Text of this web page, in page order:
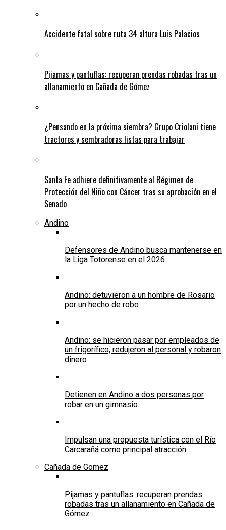
Accidente fatal sobre ruta 34 altura Luis Palacios
Pijamas y pantuflas: recuperan prendas robadas tras un
allanamiento en Cañada de Gómez
¿Pensando en la próxima siembra? Grupo Criolani tiene
tractores y sembradoras listas para trabajar
Santa Fe adhiere definitivamente al Régimen de
Protección del Niño con Cáncer tras su aprobación en el
Senado
Andino
Defensores de Andino busca mantenerse en
la Liga Totorense en el 2026
Andino: detuvieron a un hombre de Rosario
por un hecho de robo
Andino: se hicieron pasar por empleados de
un frigorífico, redujeron al personal y robaron
dinero
Detienen en Andino a dos personas por
robar en un gimnasio
Impulsan una propuesta turística con el Río
Carcarañá como principal atracción
Cañada de Gomez
Pijamas y pantuflas: recuperan prendas
robadas tras un allanamiento en Cañada de
Gómez